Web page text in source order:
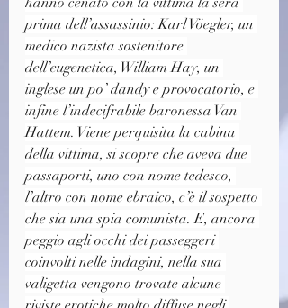
prima dell’assassinio: Karl Vöegler, un
medico nazista sostenitore
dell’eugenetica, William Hay, un
inglese un po’ dandy e provocatorio, e
infine l’indecifrabile baronessa Van
Hattem. Viene perquisita la cabina
della vittima, si scopre che aveva due
passaporti, uno con nome tedesco,
l’altro con nome ebraico, c’è il sospetto
che sia una spia comunista. E, ancora
peggio agli occhi dei passeggeri
coinvolti nelle indagini, nella sua
valigetta vengono trovate alcune